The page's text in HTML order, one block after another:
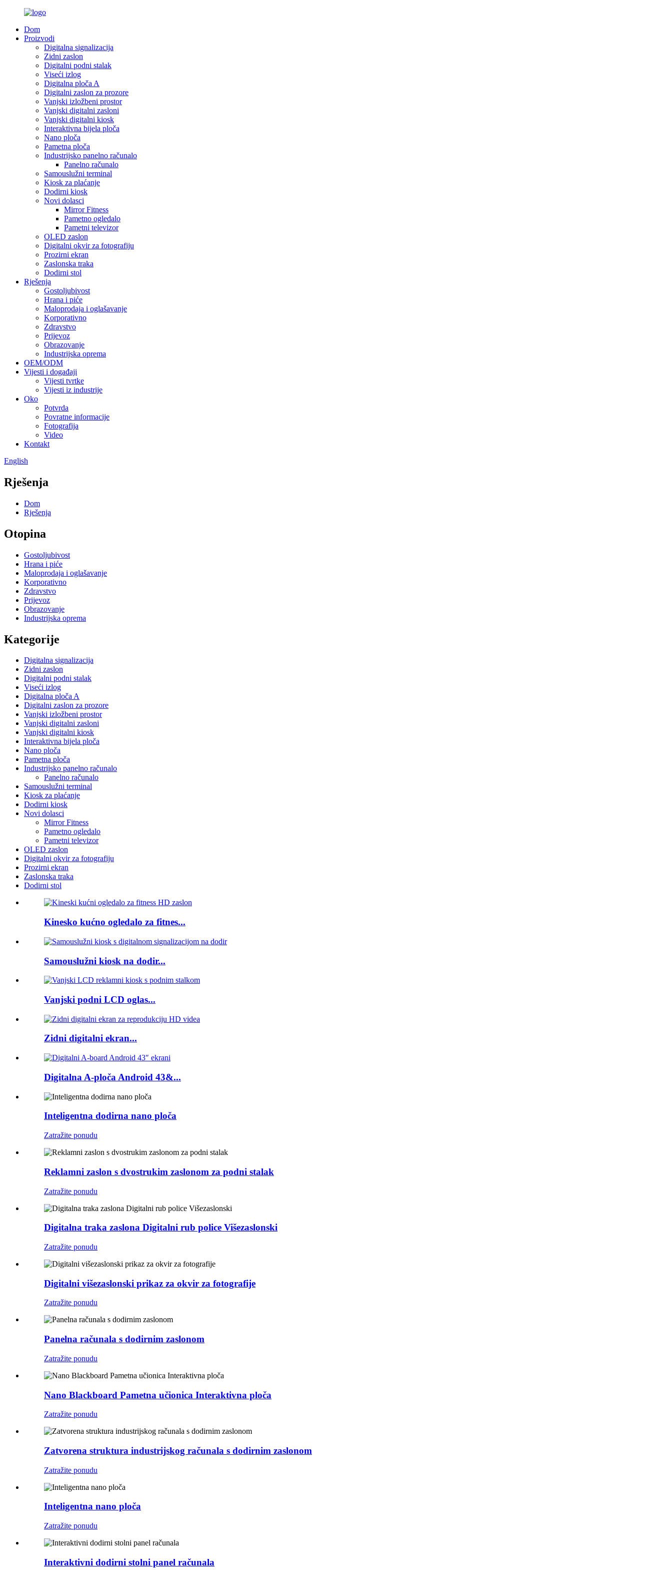
Dom
Proizvodi
Digitalna signalizacija
Zidni zaslon
Digitalni podni stalak
Viseći izlog
Digitalna ploča A
Digitalni zaslon za prozore
Vanjski izložbeni prostor
Vanjski digitalni zasloni
Vanjski digitalni kiosk
Interaktivna bijela ploča
Nano ploča
Pametna ploča
Industrijsko panelno računalo
Panelno računalo
Samouslužni terminal
Kiosk za plaćanje
Dodirni kiosk
Novi dolasci
Mirror Fitness
Pametno ogledalo
Pametni televizor
OLED zaslon
Digitalni okvir za fotografiju
Prozirni ekran
Zaslonska traka
Dodirni stol
Rješenja
Gostoljubivost
Hrana i piće
Maloprodaja i oglašavanje
Korporativno
Zdravstvo
Prijevoz
Obrazovanje
Industrijska oprema
OEM/ODM
Vijesti i događaji
Vijesti tvrtke
Vijesti iz industrije
Oko
Potvrda
Povratne informacije
Fotografija
Video
Kontakt
English
Rješenja
Dom
Rješenja
Otopina
Gostoljubivost
Hrana i piće
Maloprodaja i oglašavanje
Korporativno
Zdravstvo
Prijevoz
Obrazovanje
Industrijska oprema
Kategorije
Digitalna signalizacija
Zidni zaslon
Digitalni podni stalak
Viseći izlog
Digitalna ploča A
Digitalni zaslon za prozore
Vanjski izložbeni prostor
Vanjski digitalni zasloni
Vanjski digitalni kiosk
Interaktivna bijela ploča
Nano ploča
Pametna ploča
Industrijsko panelno računalo
Panelno računalo
Samouslužni terminal
Kiosk za plaćanje
Dodirni kiosk
Novi dolasci
Mirror Fitness
Pametno ogledalo
Pametni televizor
OLED zaslon
Digitalni okvir za fotografiju
Prozirni ekran
Zaslonska traka
Dodirni stol
Kinesko kućno ogledalo za fitnes...
Samouslužni kiosk na dodir...
Vanjski podni LCD oglas...
Zidni digitalni ekran...
Digitalna A-ploča Android 43&...
Inteligentna dodirna nano ploča
Zatražite ponudu
Reklamni zaslon s dvostrukim zaslonom za podni stalak
Zatražite ponudu
Digitalna traka zaslona Digitalni rub police Višezaslonski
Zatražite ponudu
Digitalni višezaslonski prikaz za okvir za fotografije
Zatražite ponudu
Panelna računala s dodirnim zaslonom
Zatražite ponudu
Nano Blackboard Pametna učionica Interaktivna ploča
Zatražite ponudu
Zatvorena struktura industrijskog računala s dodirnim zaslonom
Zatražite ponudu
Inteligentna nano ploča
Zatražite ponudu
Interaktivni dodirni stolni panel računala